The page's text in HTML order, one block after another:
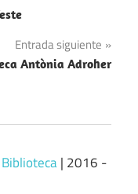
Entrada siguiente
Antònia Adroher
Biblioteca| 2016 -